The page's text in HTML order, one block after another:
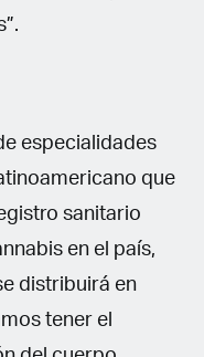
especialidades
que
sanitario
en el país,
distribuirá en
tener el